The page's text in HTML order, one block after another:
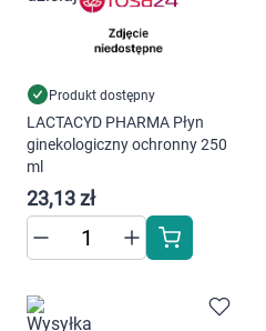
Produkt dostępny
LACTACYD PHARMA Płyn
ginekologiczny ochronny 250
ml
23,13 zł